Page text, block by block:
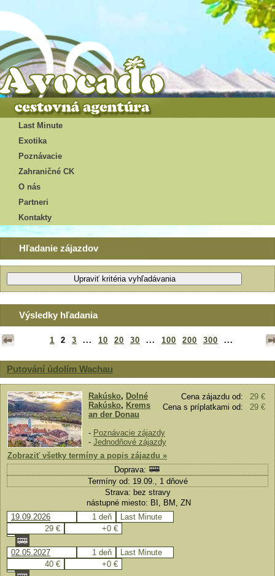
Last Minute
Exotika
Poznávacie
Zahraničné CK
O nás
Partneri
Kontakty
Hľadanie zájazdov
Výsledky hľadania
1 2 3 ... 10 20 30 ... 100 200 300 ...
Putování údolím Wachau
Cena zájazdu od:
29 €
Cena s príplatkami od:
29 €
Rakúsko, Dolné
Rakúsko, Krems
an der Donau
- Poznávacie zájazdy
- Jednodňové zájazdy
Zobraziť všetky termíny a popis zájazdu »
Doprava:
Termíny od: 19.09., 1 dňové
Strava: bez stravy
nástupné miesto: BI, BM, ZN
19.09.2026
1 deň
Last Minute
29 €
+0 €
02.05.2027 1 deň
Last Minute
40 €
+0 €